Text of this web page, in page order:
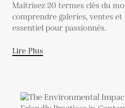
Maîtrisez 20 termes clés du
comprendre galeries, ventes
essentiel pour passionnés.
Lire Plus